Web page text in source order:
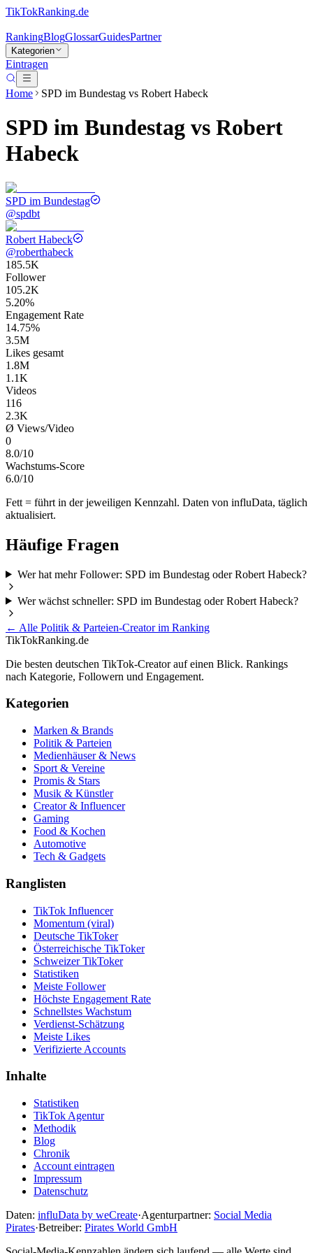
TikTokRanking.de
RankingBlogGlossarGuidesPartner
Kategorien
Eintragen
Home SPD im Bundestag vs Robert Habeck
SPD im Bundestag vs Robert
Habeck
SPD im Bundestag
@spdbt
Robert Habeck
@roberthabeck
185.5K
Follower
105.2K
5.20%
Engagement Rate
14.75%
3.5M
Likes gesamt
1.8M
1.1K
Videos
116
2.3K
Ø Views/Video
0
8.0/10
Wachstums-Score
6.0/10
Fett = führt in der jeweiligen Kennzahl. Daten von influData, täglich
aktualisiert.
Häufige Fragen
Wer hat mehr Follower: SPD im Bundestag oder Robert Habeck?
Wer wächst schneller: SPD im Bundestag oder Robert Habeck?
← Alle Politik & Parteien-Creator im Ranking
TikTokRanking.de
Die besten deutschen TikTok-Creator auf einen Blick. Rankings
nach Kategorie, Followern und Engagement.
Kategorien
Marken & Brands
Politik & Parteien
Medienhäuser & News
Sport & Vereine
Promis & Stars
Musik & Künstler
Creator & Influencer
Gaming
Food & Kochen
Automotive
Tech & Gadgets
Ranglisten
TikTok Influencer
Momentum (viral)
Deutsche TikToker
Österreichische TikToker
Schweizer TikToker
Statistiken
Meiste Follower
Höchste Engagement Rate
Schnellstes Wachstum
Verdienst-Schätzung
Meiste Likes
Verifizierte Accounts
Inhalte
Statistiken
TikTok Agentur
Methodik
Blog
Chronik
Account eintragen
Impressum
Datenschutz
Daten: influData by weCreate·Agenturpartner: Social Media
Pirates·Betreiber: Pirates World GmbH